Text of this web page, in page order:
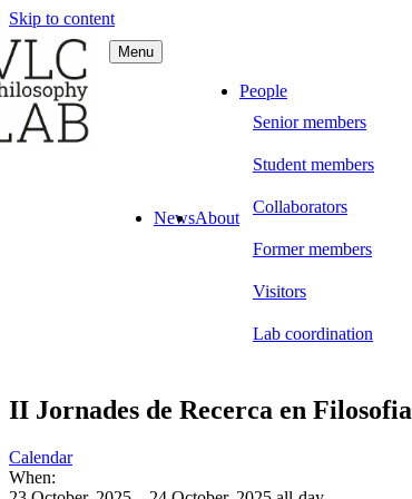
Skip to content
Philosophy LAB
Menu
NewsAbout
People
Senior members
Student members
Collaborators
Former members
Visitors
Lab coordination
II Jornades de Recerca en Filosofia
Calendar
When: